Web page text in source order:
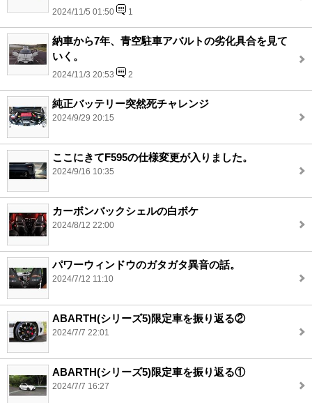
2024/11/5 01:50 1
納車から7年、青空駐車アバルトの劣化具合を見て
いく。
2024/11/3 20:53 2
純正バッテリー突然死チャレンジ
2024/9/29 20:15
ここにきてF595の仕様変更が入りました。
2024/9/16 10:35
カーボンバックシェルの白ボケ
2024/8/12 22:00
パワーウィンドウのガタガタ異音の話。
2024/7/12 11:10
ABARTH(シリーズ5)限定車を振り返る②
2024/7/7 22:01
ABARTH(シリーズ5)限定車を振り返る①
2024/7/7 16:27